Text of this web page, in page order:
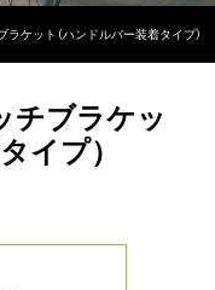
ケット（ハンドルバー装着タイプ）
チブラケッ
イプ）